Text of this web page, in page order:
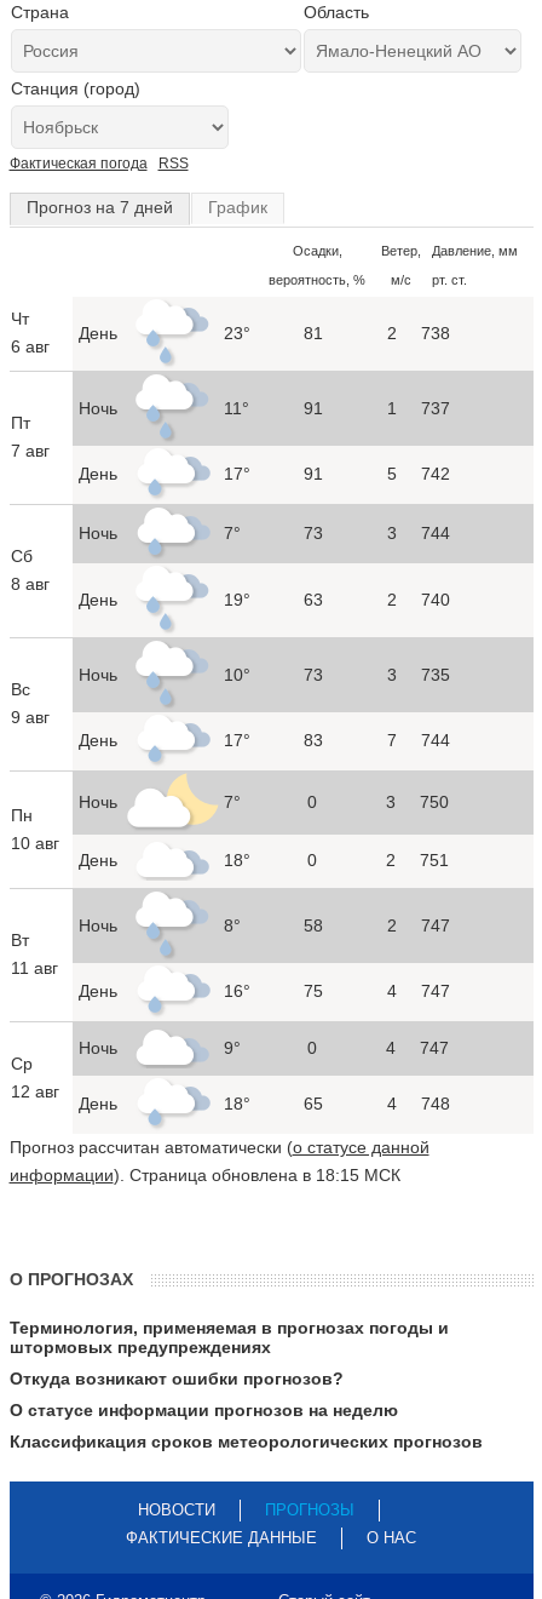
Страна Область
Станция (город)
Фактическая погода RSS
Прогноз на 7 дней График
Осадки,
вероятность, %
Ветер,
м/с
Давление, мм
рт. ст.
Чт
6 авг
День 23° 81 2 738
Пт
7 авг
Ночь 11° 91 1 737
День 17° 91 5 742
Сб
8 авг
Ночь 7° 73 3 744
День 19° 63 2 740
Вс
9 авг
Ночь 10° 73 3 735
День 17° 83 7 744
Пн
10 авг
Ночь 7° 0 3 750
День 18° 0 2 751
Вт
11 авг
Ночь 8° 58 2 747
День 16° 75 4 747
Ср
12 авг
Ночь 9° 0 4 747
День 18° 65 4 748
Прогноз рассчитан автоматически (о статусе данной
информации). Страница обновлена в 18:15 МСК
О ПРОГНОЗАХ
Терминология, применяемая в прогнозах погоды и
штормовых предупреждениях
Откуда возникают ошибки прогнозов?
О статусе информации прогнозов на неделю
Классификация сроков метеорологических прогнозов
НОВОСТИ
ПРОГНОЗЫ
ФАКТИЧЕСКИЕ ДАННЫЕ
О НАС